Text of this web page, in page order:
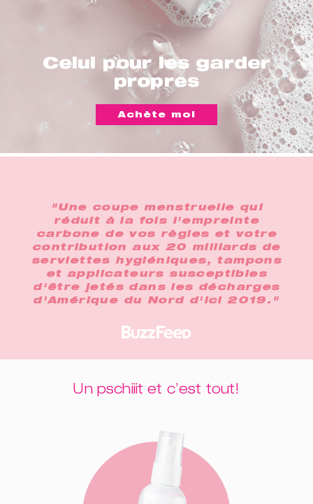
Celui pour les garder
propres
Achète moi
"Une coupe menstruelle qui
réduit à la fois l'empreinte
carbone de vos règles et votre
contribution aux 20 milliards de
serviettes hygiéniques, tampons
et applicateurs susceptibles
d'être jetés dans les décharges
d'Amérique du Nord d'ici 2019."
Un pschiiit et c’est tout!